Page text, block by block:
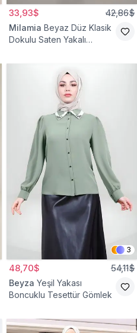
33,93$ 42,86$
Milamia Beyaz Düz Klasik
Dokulu Saten Yakalı
3
48,70$ 54,11$
Beyza Yeşil Yakası
Boncuklu Tesettür Gömlek